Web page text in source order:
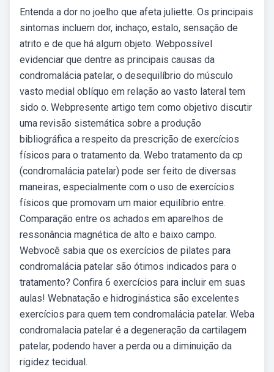
Entenda a dor no joelho que afeta juliette. Os principais
sintomas incluem dor, inchaço, estalo, sensação de
atrito e de que há algum objeto. Webpossível
evidenciar que dentre as principais causas da
condromalácia patelar, o desequilíbrio do músculo
vasto medial oblíquo em relação ao vasto lateral tem
sido o. Webpresente artigo tem como objetivo discutir
uma revisão sistemática sobre a produção
bibliográfica a respeito da prescrição de exercícios
físicos para o tratamento da. Webo tratamento da cp
(condromalácia patelar) pode ser feito de diversas
maneiras, especialmente com o uso de exercícios
físicos que promovam um maior equilíbrio entre.
Comparação entre os achados em aparelhos de
ressonância magnética de alto e baixo campo.
Webvocê sabia que os exercícios de pilates para
condromalácia patelar são ótimos indicados para o
tratamento? Confira 6 exercícios para incluir em suas
aulas! Webnatação e hidroginástica são excelentes
exercícios para quem tem condromalácia patelar. Weba
condromalacia patelar é a degeneração da cartilagem
patelar, podendo haver a perda ou a diminuição da
rigidez tecidual.